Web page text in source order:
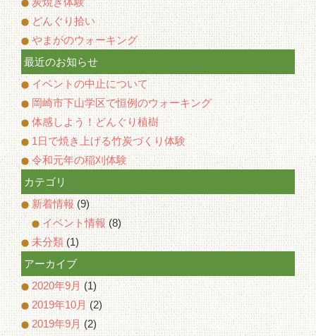
どんぐり拾い
やまがのウォーキング
最近のお知らせ
イベントの中止について
岡崎市下山学区で恒例のウォーキング
体感しよう！どんぐり植樹
1日で焼き上げる竹炭づくり体験
令和元年の稲刈体験
カテゴリ
新着情報(9)
イベント情報(8)
未分類(1)
アーカイブ
2020年9月(1)
2019年10月(2)
2019年9月(2)